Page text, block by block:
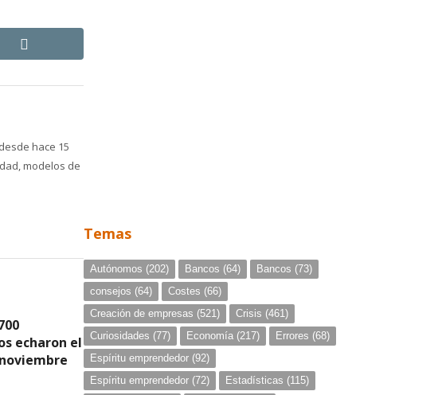
hace 15
modelos de
echaron el
Temas
Autónomos (202) Bancos (64) Bancos (73)
consejos (64) Costes (66)
Creación de empresas (521) Crisis (461)
Curiosidades (77) Economía (217) Errores (68)
Espíritu emprendedor (92)
Espíritu emprendedor (72) Estadísticas (115)